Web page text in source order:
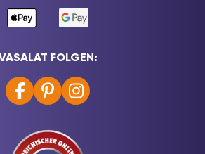
FOLGEN: